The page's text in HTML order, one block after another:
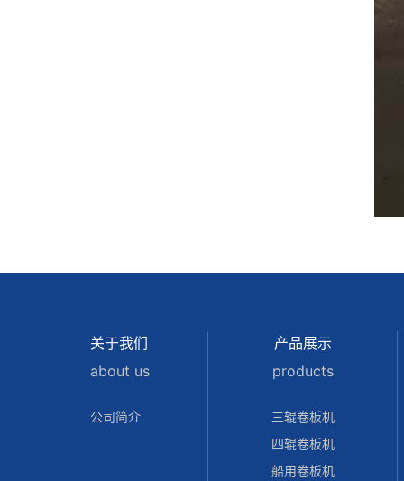
关于我们
about us
公司简介
产品展示
products
三辊卷板机
四辊卷板机
船用卷板机